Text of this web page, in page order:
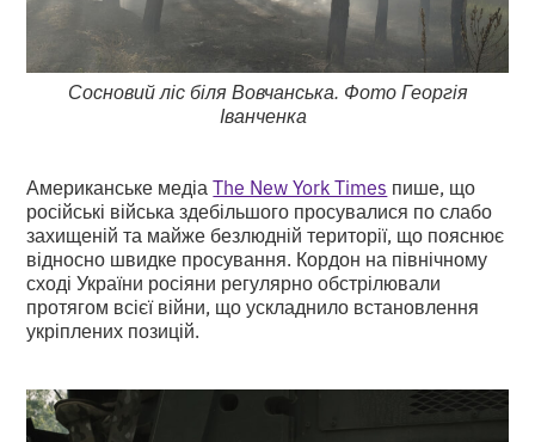
Сосновий ліс біля Вовчанська. Фото Георгія
Іванченка
Американське медіаThe New York Times пише, що
російські війська здебільшого просувалися по слабо
захищеній та майже безлюдній території, що пояснює
відносно швидке просування. Кордон на північному
сході України росіяни регулярно обстрілювали
протягом всієї війни, що ускладнило встановлення
укріплених позицій.